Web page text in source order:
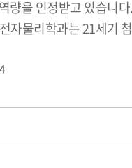
량을 인정받고 있습니
자물리학과는 21세기